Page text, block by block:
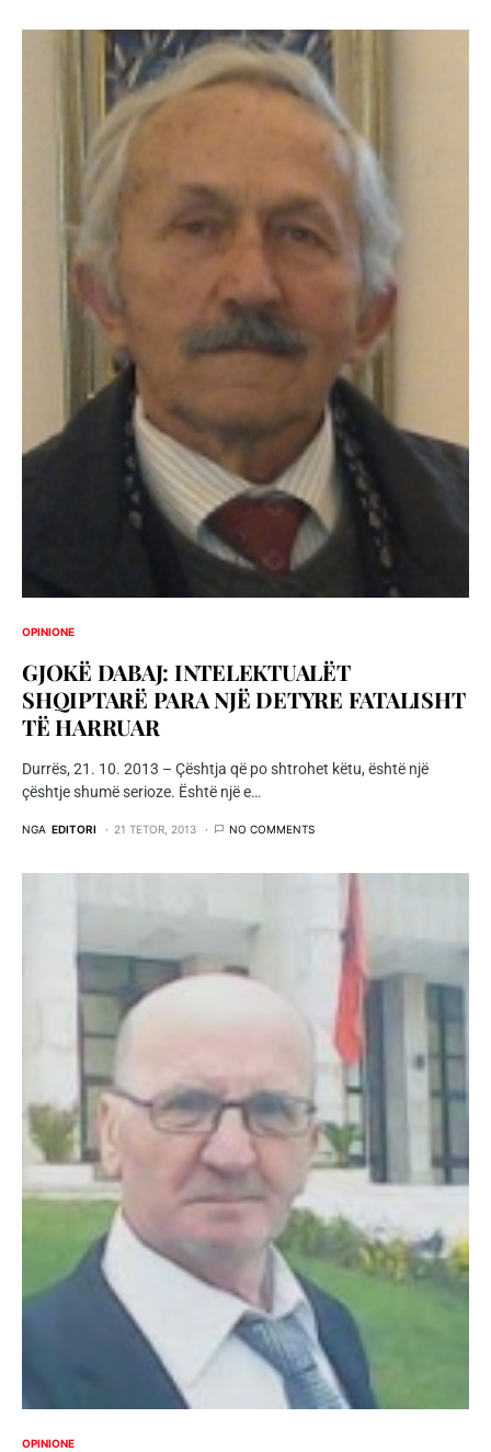
OPINIONE
GJOKË DABAJ: INTELEKTUALËT
SHQIPTARË PARA NJË DETYRE FATALISHT
TË HARRUAR
Durrës, 21. 10. 2013 – Çështja që po shtrohet këtu, është një
çështje shumë serioze. Është një e…
NGA EDITORI 21 TETOR, 2013 NO COMMENTS
OPINIONE